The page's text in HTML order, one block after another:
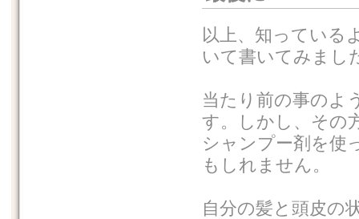
以上、知っている
いて書いてみまし
当たり前の事のよ
す。しかし、その
シャンプー剤を使
もしれません。
自分の髪と頭皮の